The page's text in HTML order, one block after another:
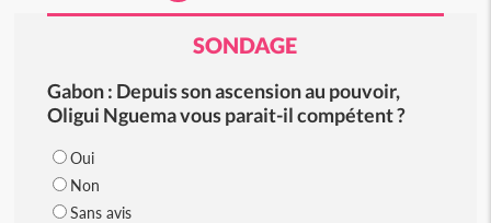
SONDAGE
Gabon : Depuis son ascension au pouvoir,
Oligui Nguema vous parait-il compétent ?
Oui
Non
Sans avis